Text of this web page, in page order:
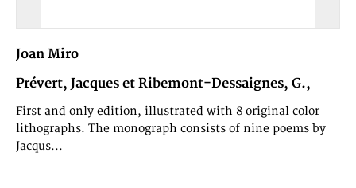
Joan Miro
Prévert, Jacques et Ribemont-Dessaignes, G.,
First and only edition, illustrated with 8 original color
lithographs. The monograph consists of nine poems by
Jacqus...